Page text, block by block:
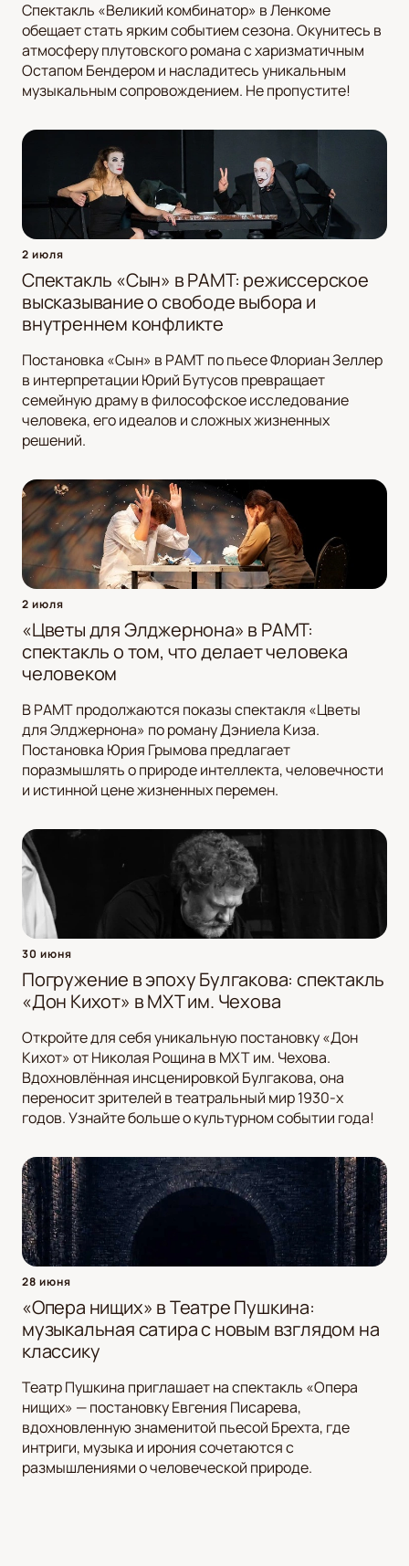
Спектакль «Великий комбинатор» в Ленкоме
обещает стать ярким событием сезона. Окунитесь в
атмосферу плутовского романа с харизматичным
Остапом Бендером и насладитесь уникальным
музыкальным сопровождением. Не пропустите!
2 июля
Спектакль «Сын» в РАМТ: режиссерское
высказывание о свободе выбора и
внутреннем конфликте
Постановка «Сын» в РАМТ по пьесе Флориан Зеллер
в интерпретации Юрий Бутусов превращает
семейную драму в философское исследование
человека, его идеалов и сложных жизненных
решений.
2 июля
«Цветы для Элджернона» в РАМТ:
спектакль о том, что делает человека
человеком
В РАМТ продолжаются показы спектакля «Цветы
для Элджернона» по роману Дэниела Киза.
Постановка Юрия Грымова предлагает
поразмышлять о природе интеллекта, человечности
и истинной цене жизненных перемен.
30 июня
Погружение в эпоху Булгакова: спектакль
«Дон Кихот» в МХТ им. Чехова
Откройте для себя уникальную постановку «Дон
Кихот» от Николая Рощина в МХТ им. Чехова.
Вдохновлённая инсценировкой Булгакова, она
переносит зрителей в театральный мир 1930-х
годов. Узнайте больше о культурном событии года!
28 июня
«Опера нищих» в Театре Пушкина:
музыкальная сатира с новым взглядом на
классику
Театр Пушкина приглашает на спектакль «Опера
нищих» — постановку Евгения Писарева,
вдохновленную знаменитой пьесой Брехта, где
интриги, музыка и ирония сочетаются с
размышлениями о человеческой природе.